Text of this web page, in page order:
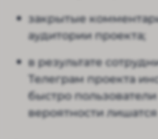
закрытые
аудитории проекта;
в результате
Телеграм проекта
быстро
вероятности